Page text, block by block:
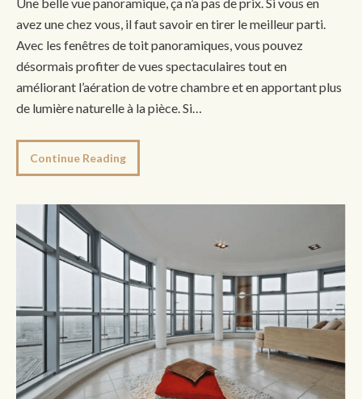
avez une chez vous, il faut savoir en tirer le meilleur parti.
Avec les fenêtres de toit panoramiques, vous pouvez
désormais profiter de vues spectaculaires tout en
améliorant l’aération de votre chambre et en apportant plus
de lumière naturelle à la pièce. Si…
Continue Reading